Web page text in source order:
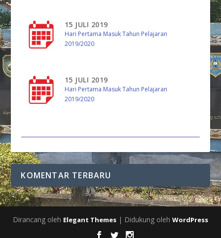
15 JULI 2019
Hari Pertama Masuk Tahun Pelajaran
2019/2020
15 JULI 2019
Hari Pertama Masuk Tahun Pelajaran
2019/2020
KOMENTAR TERBARU
Dirancang oleh Elegant Themes | Didukung oleh WordPress